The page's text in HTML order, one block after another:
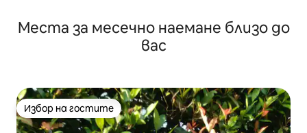
Места за месечно наемане близо до
вас
Избор на гостите
Избор на гостите